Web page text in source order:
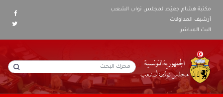
مكتبة هشام جعيّط لمجلس نواب الشعب
أرشيف المداولات
البث المباشر